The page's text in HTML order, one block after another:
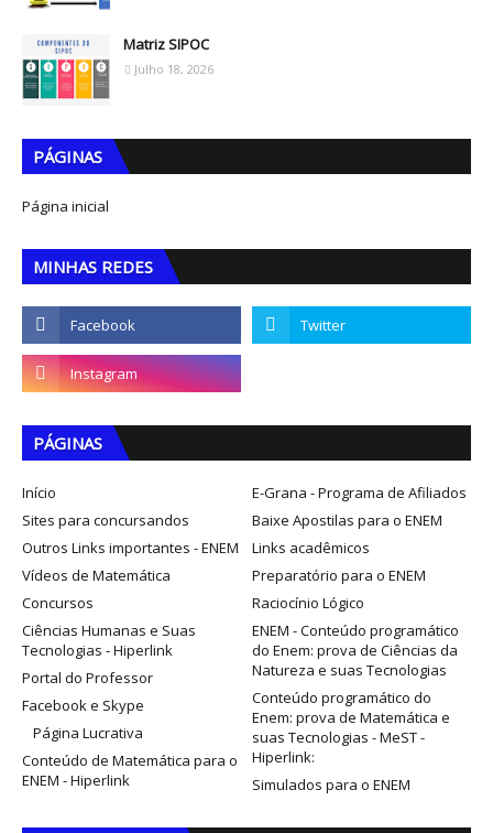
Matriz SIPOC
Julho 18, 2026
PÁGINAS
Página inicial
MINHAS REDES
PÁGINAS
Início
E-Grana - Programa de Afiliados
Sites para concursandos
Baixe Apostilas para o ENEM
Outros Links importantes - ENEM
Links acadêmicos
Vídeos de Matemática
Preparatório para o ENEM
Concursos
Raciocínio Lógico
Ciências Humanas e Suas
Tecnologias - Hiperlink
ENEM - Conteúdo programático
do Enem: prova de Ciências da
Natureza e suas Tecnologias
Portal do Professor
Conteúdo programático do
Enem: prova de Matemática e
suas Tecnologias - MeST -
Hiperlink:
Facebook e Skype
Página Lucrativa
Conteúdo de Matemática para o
ENEM - Hiperlink
Simulados para o ENEM